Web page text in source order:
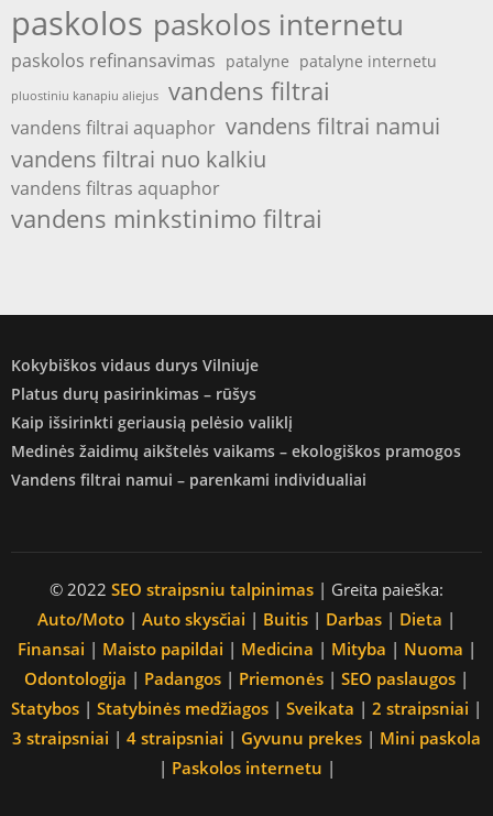
paskolos paskolos internetu
paskolos refinansavimas patalyne patalyne internetu
pluostiniu kanapiu aliejus vandens filtrai
vandens filtrai aquaphor vandens filtrai namui
vandens filtrai nuo kalkiu
vandens filtras aquaphor
vandens minkstinimo filtrai
Kokybiškos vidaus durys Vilniuje
Platus durų pasirinkimas – rūšys
Kaip išsirinkti geriausią pelėsio valiklį
Medinės žaidimų aikštelės vaikams – ekologiškos pramogos
Vandens filtrai namui – parenkami individualiai
© 2022 SEO straipsniu talpinimas | Greita paieška:
Auto/Moto | Auto skysčiai | Buitis | Darbas | Dieta |
Finansai | Maisto papildai | Medicina | Mityba | Nuoma |
Odontologija | Padangos | Priemonės | SEO paslaugos |
Statybos | Statybinės medžiagos | Sveikata | 2 straipsniai |
3 straipsniai | 4 straipsniai | Gyvunu prekes | Mini paskola
| Paskolos internetu |